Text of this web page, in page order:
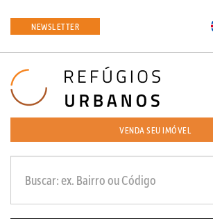
NEWSLETTER
VENDA SEU IMÓVEL